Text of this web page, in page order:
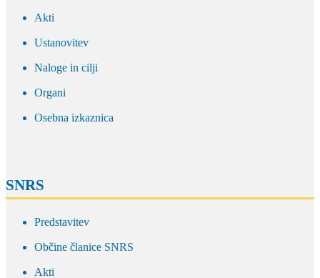
Akti
Ustanovitev
Naloge in cilji
Organi
Osebna izkaznica
SNRS
Predstavitev
Občine članice SNRS
Akti